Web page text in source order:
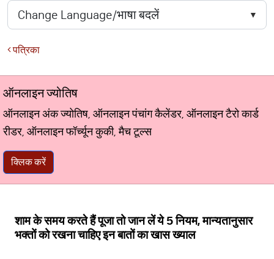
पत्रिका
ऑनलाइन ज्योतिष
ऑनलाइन अंक ज्योतिष, ऑनलाइन पंचांग कैलेंडर, ऑनलाइन टैरो कार्ड
रीडर, ऑनलाइन फॉर्च्यून कुकी, मैच टूल्स
क्लिक करें
शाम के समय करते हैं पूजा तो जान लें ये 5 नियम, मान्यतानुसार
भक्तों को रखना चाहिए इन बातों का खास ख्याल